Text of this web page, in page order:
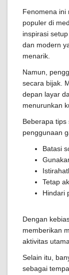
Fenomena ini
populer di
inspirasi
dan modern
menarik.
Namun,
secara bijak.
depan layar
menurunkan
Beberapa
penggunaan
Batasi
Tetap
Hindari
Dengan
memberikan
aktivitas
Selain itu,
sebagai